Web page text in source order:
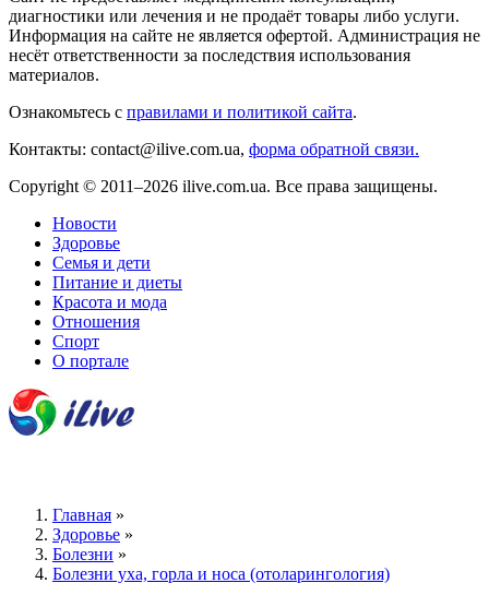
диагностики или лечения и не продаёт товары либо услуги.
Информация на сайте не является офертой. Администрация не
несёт ответственности за последствия использования
материалов.
Ознакомьтесь с правилами и политикой сайта.
Контакты: contact@ilive.com.ua, форма обратной связи.
Copyright © 2011–2026 ilive.com.ua. Все права защищены.
Новости
Здоровье
Семья и дети
Питание и диеты
Красота и мода
Отношения
Спорт
О портале
Главная »
Здоровье »
Болезни »
Болезни уха, горла и носа (отоларингология)